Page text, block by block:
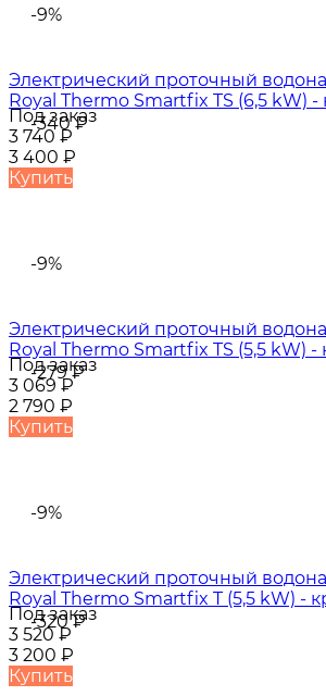
-9%
-340₽
Электрический проточный
Royal Thermo Smartfix TS (6,5 kW)
Под заказ
3 740₽
3 400 ₽
Купить
-9%
-279₽
Электрический проточный
Royal Thermo Smartfix TS (5,5 kW)
Под заказ
3 069₽
2 790 ₽
Купить
-9%
-320₽
Электрический проточный
Royal Thermo Smartfix T (5,5 kW) -
Под заказ
3 520₽
3 200 ₽
Купить